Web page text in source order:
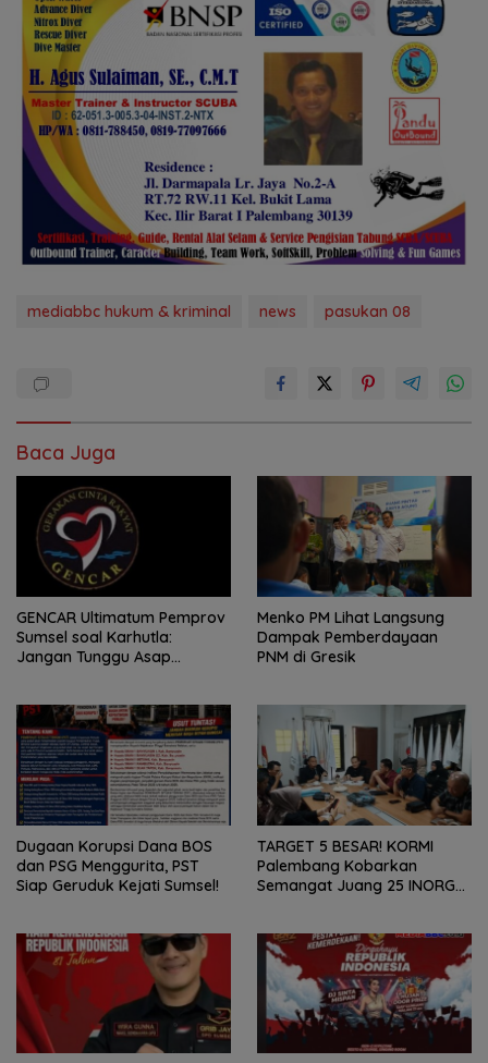
mediabbc hukum & kriminal news pasukan 08
Baca Juga
GENCAR Ultimatum Pemprov
Sumsel soal Karhutla:
Jangan Tunggu Asap
Menko PM Lihat Langsung
Dampak Pemberdayaan
PNM di Gresik
Dugaan Korupsi Dana BOS
dan PSG Menggurita, PST
Siap Geruduk Kejati Sumsel!
TARGET 5 BESAR! KORMI
Palembang Kobarkan
Semangat Juang 25 INORGA